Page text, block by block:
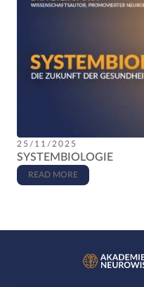
25/11/2025
SYSTEMBIOLOGIE
READ MORE